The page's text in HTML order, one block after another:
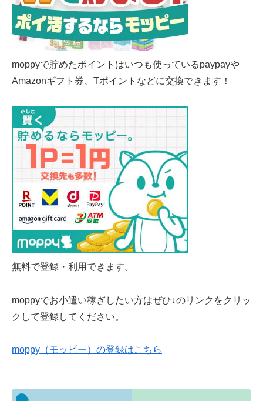
moppyで貯めたポイントはいつも使っているpaypayや
Amazonギフト券、Tポイントなどに交換できます！
無料で登録・利用できます。
moppyでお小遣い稼ぎしたい方はぜひ↓のリンクをクリッ
クして登録してください。
moppy（モッピー）の登録はこちら